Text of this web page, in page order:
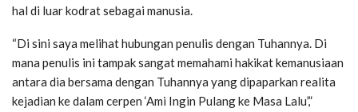
hal di luar kodrat sebagai manusia.
“Di sini saya melihat hubungan penulis dengan Tuhannya. Di
mana penulis ini tampak sangat memahami hakikat kemanusiaan
antara dia bersama dengan Tuhannya yang dipaparkan realita
kejadian ke dalam cerpen ‘Ami Ingin Pulang ke Masa Lalu’,”